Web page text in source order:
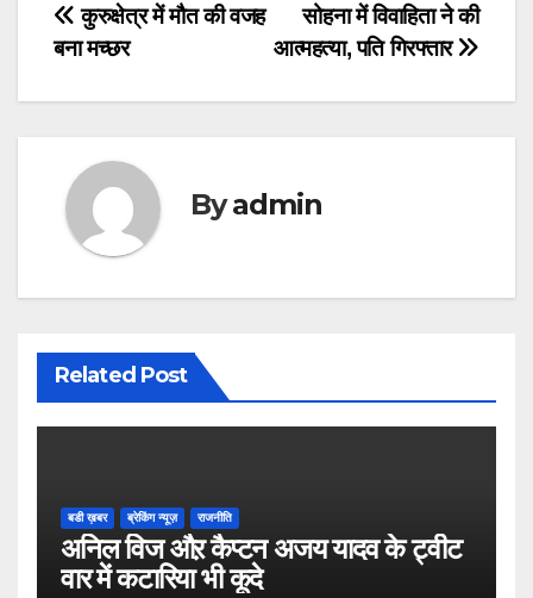
Post
सोहना में विवाहिता ने की
आत्महत्या, पति गिरफ्तार
कुरुक्षेत्र में मौत की वजह
बना मच्छर
Byadmin
Related Post
बडी ख़बर ब्रेकिंग न्यूज़ राजनीति
अनिल विज औऱ कैप्टन अजय यादव के ट्वीट
वार में कटारिया भी कूदे